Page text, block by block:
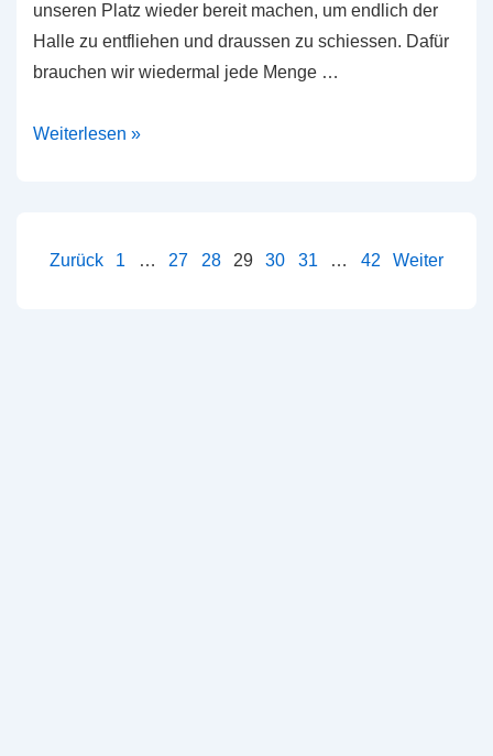
unseren Platz wieder bereit machen, um endlich der
Halle zu entfliehen und draussen zu schiessen. Dafür
brauchen wir wiedermal jede Menge …
Arbeitstag
Weiterlesen »
Seitennummerierung
Zurück 1 … 27 28 29 30 31 … 42 Weiter